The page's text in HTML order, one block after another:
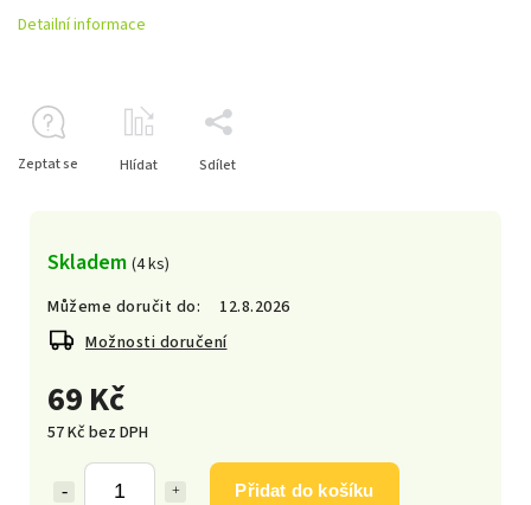
69 Kč
57 Kč bez DPH
Přidat do košíku
Skladem (4 ks)
Můžeme doručit do:
12.8.2026
Možnosti doručení
Detailní informace
Zeptat se Hlídat Sdílet